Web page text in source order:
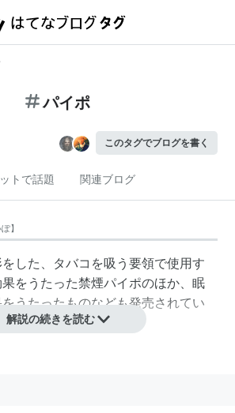
パイポ
このタグでブログを書く
トで話題 関連ブログ
ぽ】
した、タバコを吸う要領で使用す
をうたった禁煙パイポのほか、眠
うたったものなども発売されてい
解説の続きを読む